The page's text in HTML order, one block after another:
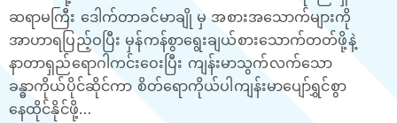
ဆရာမကြီး ဒေါက်တာခင်မာချို မှ အစားအသောက်များကို
အာဟာရပြည့်ဝပြီး မှန်ကန်စွာရွေးချယ်စားသောက်တတ်ဖို့နဲ့
နာတာရှည်ရောဂါကင်းဝေးပြီး ကျန်းမာသွက်လက်သော
ခန္ဓာကိုယ်ပိုင်ဆိုင်ကာ စိတ်ရောကိုယ်ပါကျန်းမာပျော်ရွှင်စွာ
နေထိုင်နိုင်ဖို့…